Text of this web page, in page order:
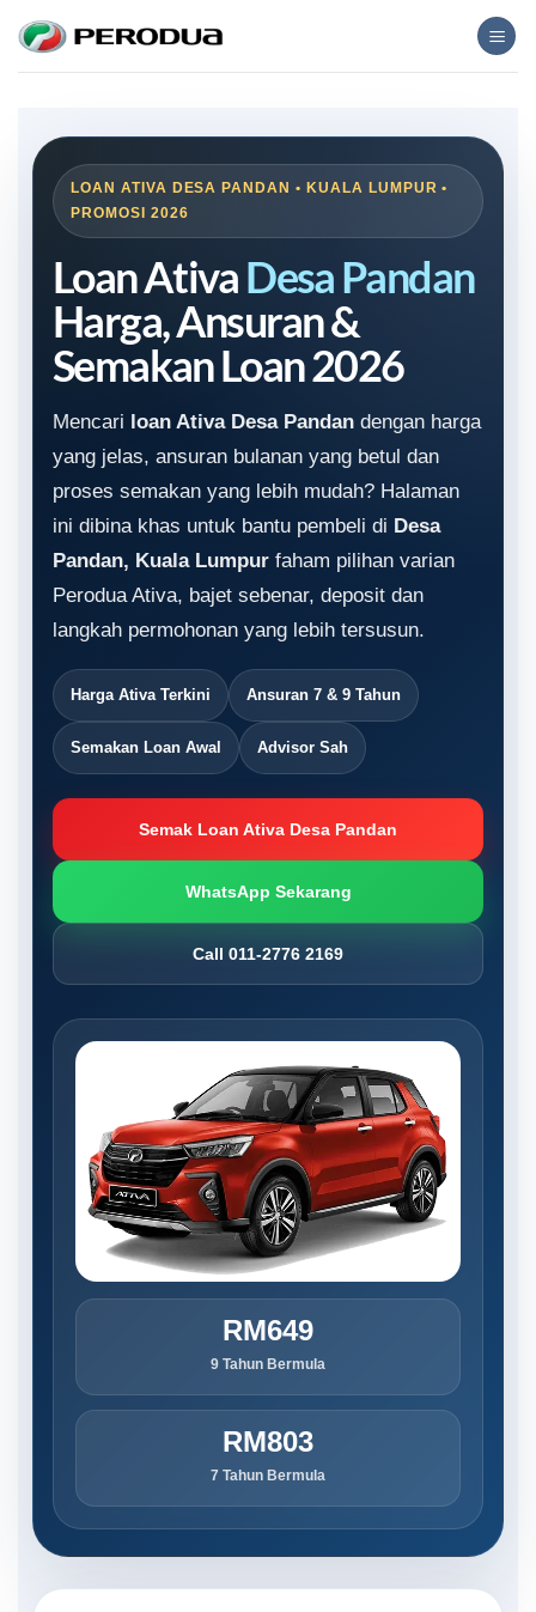
content
LOAN ATIVA DESA PANDAN • KUALA LUMPUR •
PROMOSI 2026
Loan AtivaDesa Pandan
Harga, Ansuran &
Semakan Loan 2026
Mencari loan Ativa Desa Pandan dengan harga
yang jelas, ansuran bulanan yang betul dan
proses semakan yang lebih mudah? Halaman
ini dibina khas untuk bantu pembeli di Desa
Pandan, Kuala Lumpur faham pilihan varian
Perodua Ativa, bajet sebenar, deposit dan
langkah permohonan yang lebih tersusun.
Harga Ativa Terkini Ansuran 7 & 9 Tahun
Semakan Loan Awal Advisor Sah
Semak Loan Ativa Desa Pandan
WhatsApp Sekarang
Call 011-2776 2169
RM649
9 Tahun Bermula
RM803
7 Tahun Bermula